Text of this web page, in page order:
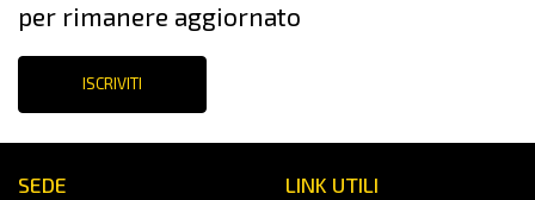
SEDE LINK UTILI
per rimanere aggiornato
ISCRIVITI